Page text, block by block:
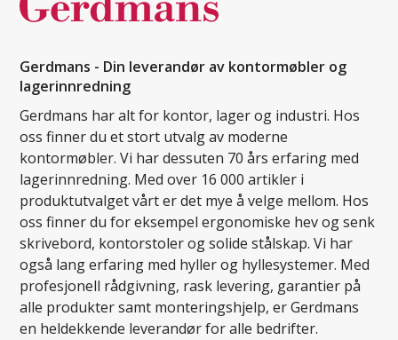
Gerdmans - Din leverandør av kontormøbler og
lagerinnredning
Gerdmans har alt for kontor, lager og industri. Hos
oss finner du et stort utvalg av moderne
kontormøbler. Vi har dessuten 70 års erfaring med
lagerinnredning. Med over 16 000 artikler i
produktutvalget vårt er det mye å velge mellom. Hos
oss finner du for eksempel ergonomiske hev og senk
skrivebord, kontorstoler og solide stålskap. Vi har
også lang erfaring med hyller og hyllesystemer. Med
profesjonell rådgivning, rask levering, garantier på
alle produkter samt monteringshjelp, er Gerdmans
en heldekkende leverandør for alle bedrifter.